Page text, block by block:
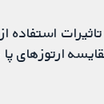
استفاده
ارتوزهای پا